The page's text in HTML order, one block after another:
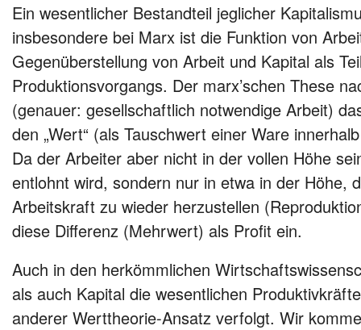
Ein wesentlicher Bestandteil jeglicher
insbesondere bei Marx ist die Funktion von
Gegenüberstellung von Arbeit und Kapital als
Produktionsvorgangs. Der marx’schen These
(genauer: gesellschaftlich notwendige Arbeit)
den „Wert“ (als Tauschwert einer Ware
Da der Arbeiter aber nicht in der vollen Höhe
entlohnt wird, sondern nur in etwa in der Höhe,
Arbeitskraft zu wieder herzustellen
diese Differenz (Mehrwert) als Profit ein.
Auch in den herkömmlichen
als auch Kapital die wesentlichen
anderer Werttheorie-Ansatz verfolgt. Wir